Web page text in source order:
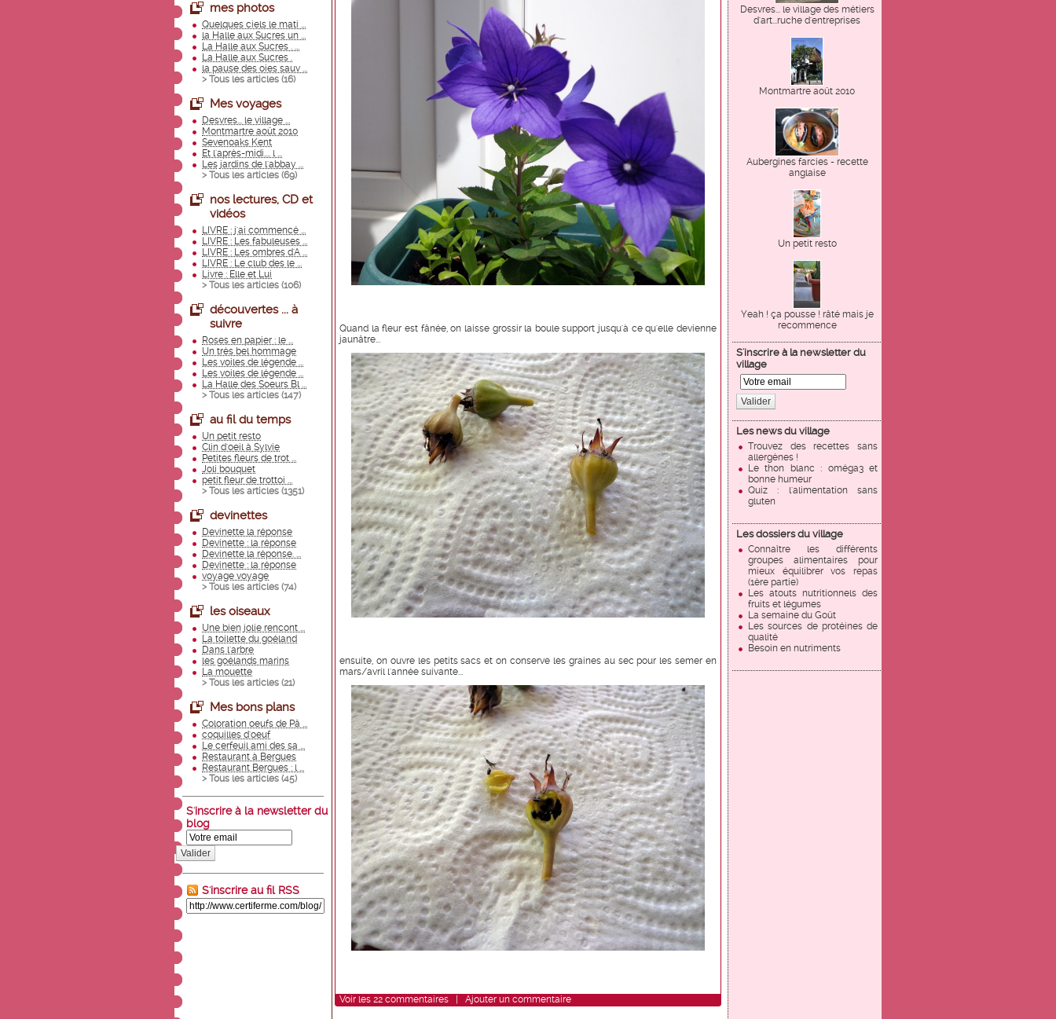
Desvres... le village des métiers
d'art...ruche d'entreprises
Montmartre août 2010
Aubergines farcies - recette
anglaise
Un petit resto
Yeah ! ça pousse ! râté mais je
recommence
S'inscrire à la newsletter du
village
Valider
Les news du village
Trouvez des recettes sans
allergènes !
Le thon blanc : oméga3 et
bonne humeur
Quiz : l'alimentation sans
gluten
Les dossiers du village
Connaître les différents
groupes alimentaires pour
mieux équilibrer vos repas
(1ère partie)
Les atouts nutritionnels des
fruits et légumes
La semaine du Goût
Les sources de protéines de
qualité
Besoin en nutriments
mes photos
Quelques ciels le mati ...
la Halle aux Sucres un ...
La Halle aux Sucres . ...
La Halle aux Sucres .
la pause des oies sauv ...
> Tous les articles (16)
Mes voyages
Desvres... le village ...
Montmartre août 2010
Sevenoaks Kent
Et l'après-midi.... l ...
Les jardins de l'abbay ...
> Tous les articles (69)
nos lectures, CD et
vidéos
LIVRE : j'ai commencé ...
LIVRE : Les fabuleuses ...
LIVRE : Les ombres d'A ...
LIVRE : Le club des le ...
Livre : Elle et Lui
> Tous les articles (106)
découvertes ... à
suivre
Roses en papier : le ...
Un très bel hommage
Les voiles de légende ...
Les voiles de légende ...
La Halle des Soeurs Bl ...
> Tous les articles (147)
au fil du temps
Un petit resto
Clin d'oeil à Sylvie
Petites fleurs de trot ...
Joli bouquet
petit fleur de trottoi ...
> Tous les articles (1351)
devinettes
Devinette la réponse
Devinette : la réponse
Devinette la réponse. ...
Devinette : la réponse
voyage voyage
> Tous les articles (74)
les oiseaux
Une bien jolie rencont ...
La toilette du goéland
Dans l'arbre
les goélands marins
La mouette
> Tous les articles (21)
Mes bons plans
Coloration oeufs de Pâ ...
coquilles d'oeuf
Le cerfeuil ami des sa ...
Restaurant à Bergues
Restaurant Bergues : l ...
> Tous les articles (45)
S'inscrire à la newsletter du
blog
Valider
S'inscrire au fil RSS
Quand la fleur est fânée, on laisse grossir la boule support jusqu'à ce qu'elle devienne
jaunâtre...
ensuite, on ouvre les petits sacs et on conserve les graines au sec pour les semer en
mars/avril l'année suivante...
Voir les 22 commentaires Ajouter un commentaire